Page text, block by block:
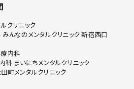
クリニック
んなのメンタルクリニック 新宿西口
療内科
科 まいにちメンタルクリニック
町メンタルクリニック